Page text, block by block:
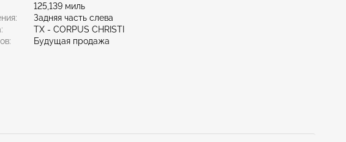
125,139 миль
Задняя часть слева
TX - CORPUS CHRISTI
Будущая продажа